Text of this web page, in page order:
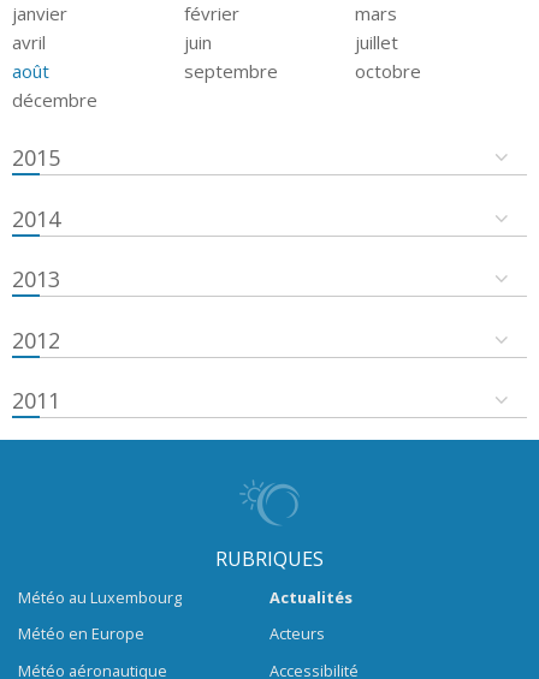
janvier février
mars
avril
juin
juillet
août
septembre
octobre
décembre
2015
2014
2013
2012
2011
RUBRIQUES
Météo au Luxembourg
Météo en Europe
Météo aéronautique
Actualités
Acteurs
Accessibilité